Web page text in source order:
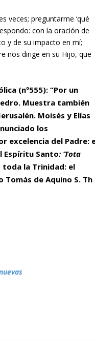
veces; preguntarme ‘qué
con la oración de
y de su impacto en mí;
nos dirige en su Hijo, que
(nº555): “Por un
Muestra también
Moisés y Elías
los
excelencia del Padre:
Espíritu Santo: ‘Tota
toda la Trinidad: el
Tomás de Aquino S. Th